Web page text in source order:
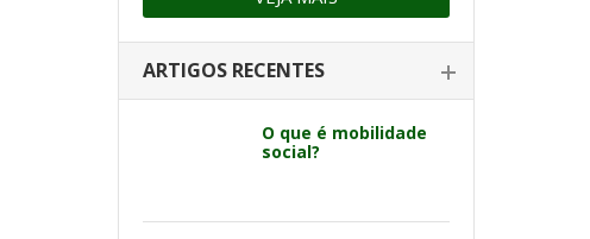
ARTIGOS RECENTES
O que é mobilidade
social?